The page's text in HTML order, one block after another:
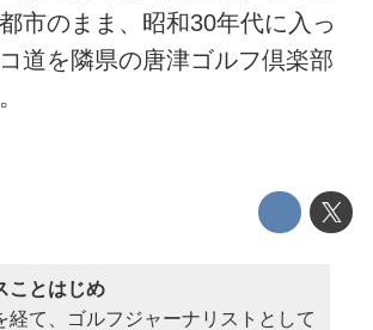
市のまま、昭和30年代に入っ
道を隣県の唐津ゴルフ倶楽部
ことはじめ
経て、ゴルフジャーナリストとして